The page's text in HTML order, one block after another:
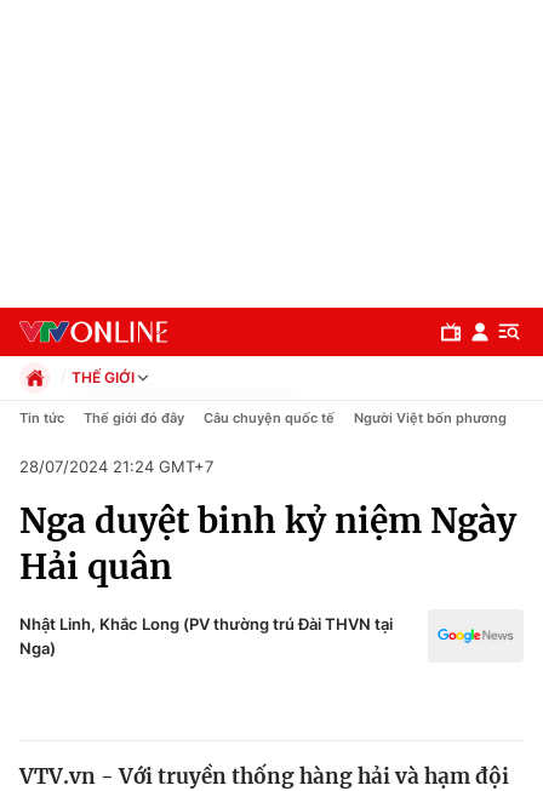
Chuyên mục
Chính trị
Xã hội
THẾ GIỚI
Chính trị
Pháp luật
Kinh tế
Thể thao
Truyền hình
Y tế
Tin tức Thế giới đó đây Câu chuyện quốc tế Người Việt bốn phương
28/07/2024 21:24 GMT+7
Nga duyệt binh kỷ niệm Ngày
Hải quân
Nhật Linh, Khắc Long (PV thường trú Đài THVN tại
Nga)
VTV.vn - Với truyền thống hàng hải và hạm đội